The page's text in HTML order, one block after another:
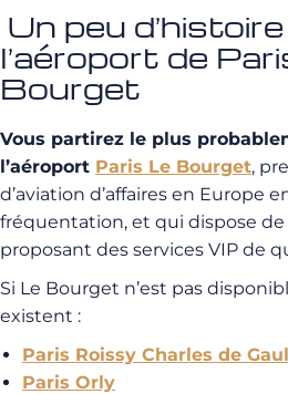
Un peu
l’aéroport de
Bourget
Vous partirez le plus
l’aéroport Paris Le Bourget,
d’aviation d’affaires en Europe
fréquentation, et qui dispose
proposant des services VIP de
Si Le Bourget n’est pas
existent :
Paris Roissy Charles de
Paris Orly